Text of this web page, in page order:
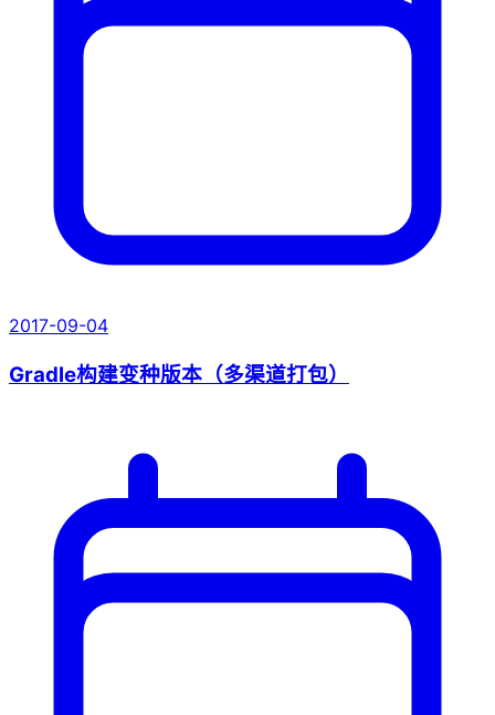
2017-09-04
Gradle构建变种版本（多渠道打包）